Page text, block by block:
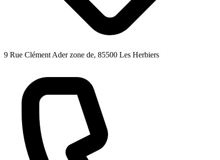
9 Rue Clément Ader zone de, 85500 Les Herbiers